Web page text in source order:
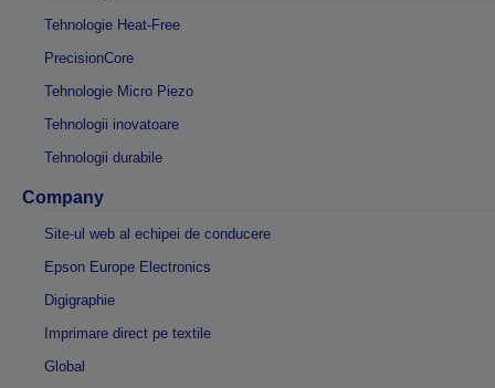
Tehnologie Heat-Free
PrecisionCore
Tehnologie Micro Piezo
Tehnologii inovatoare
Tehnologii durabile
Company
Site-ul web al echipei de conducere
Epson Europe Electronics
Digigraphie
Imprimare direct pe textile
Global